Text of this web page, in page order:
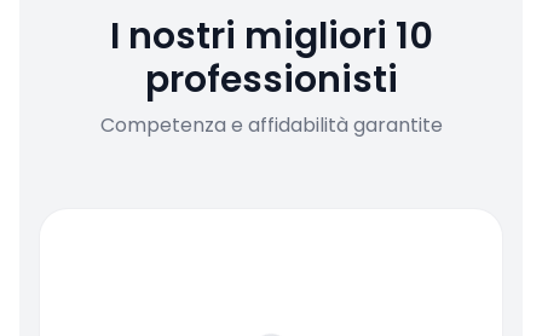
I nostri migliori 10
professionisti
Competenza e affidabilità garantite